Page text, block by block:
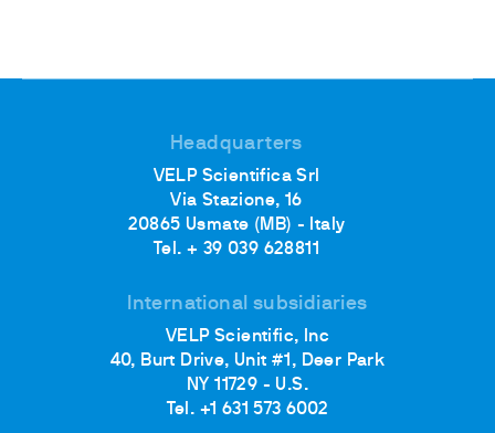
Headquarters
VELP Scientifica Srl
Via Stazione, 16
20865 Usmate (MB) - Italy
Tel. + 39 039 628811
International subsidiaries
VELP Scientific, Inc
40, Burt Drive, Unit #1, Deer Park
NY 11729 - U.S.
Tel. +1 631 573 6002